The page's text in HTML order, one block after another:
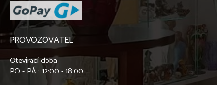
PROVOZOVATEL
Otevírací doba
PO - PÁ : 12:00 - 18:00